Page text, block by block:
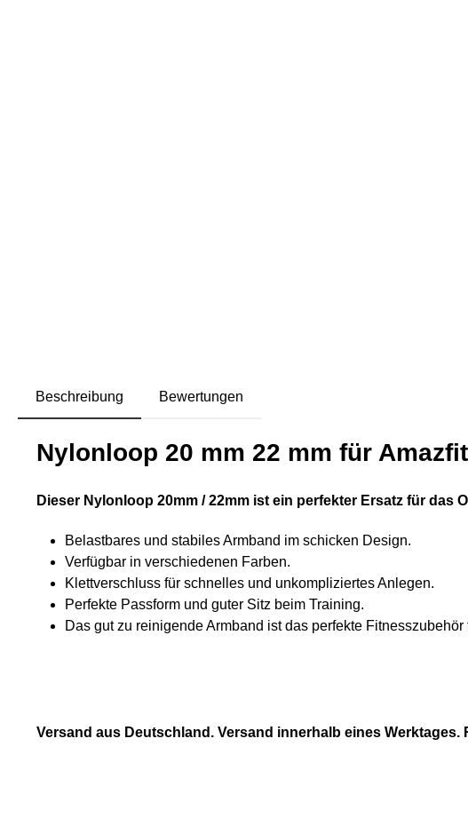
Beschreibung Bewertungen
Nylonloop 20 mm 22 mm für
Dieser Nylonloop 20mm / 22mm ist ein perfekter Ersatz für
Belastbares und stabiles Armband im schicken Design.
Verfügbar in verschiedenen Farben.
Klettverschluss für schnelles und unkompliziertes Anlegen.
Perfekte Passform und guter Sitz beim Training.
Das gut zu reinigende Armband ist das perfekte
Versand aus Deutschland. Versand innerhalb eines Werktages.